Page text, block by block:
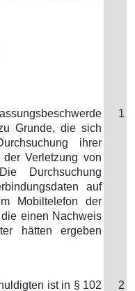
Grunde, die sich
ihrer
Verletzung von
Durchsuchung
auf
Mobiltelefon der
einen Nachweis
hätten ergeben
1
ist in § 102 2